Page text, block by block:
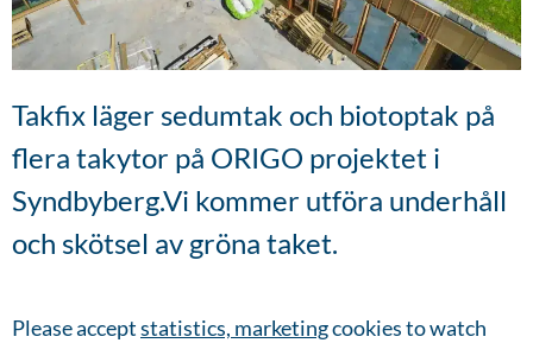
Takfix läger sedumtak och biotoptak på
flera takytor på ORIGO projektet i
Syndbyberg.Vi kommer utföra underhåll
och skötsel av gröna taket.
Please acceptstatistics, marketingcookies to watch